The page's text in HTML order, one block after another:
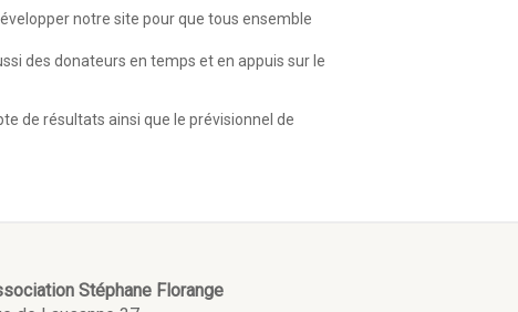
notre site pour que tous ensemble
des donateurs en temps et en appuis sur le
de résultats ainsi que le prévisionnel de
Stéphane Florange